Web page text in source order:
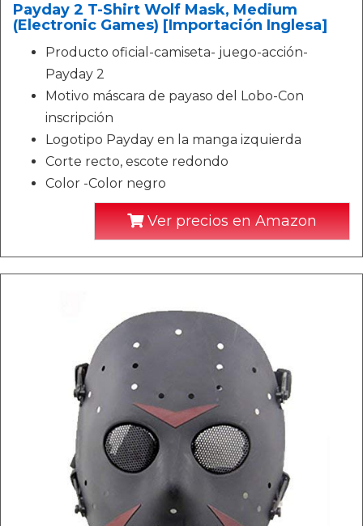
Payday 2 T-Shirt Wolf Mask, Medium
(Electronic Games) [Importación Inglesa]
Producto oficial-camiseta- juego-acción-
Payday 2
Motivo máscara de payaso del Lobo-Con
inscripción
Logotipo Payday en la manga izquierda
Corte recto, escote redondo
Color -Color negro
Ver precios en Amazon